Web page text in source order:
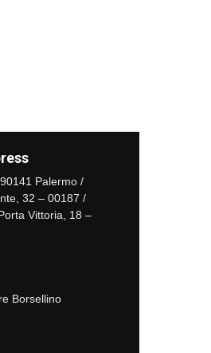
Palermo /
32 – 00187 /
Vittoria, 18 –
Borsellino